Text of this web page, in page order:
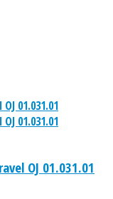
OJ 01.031.01